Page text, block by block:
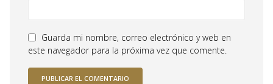
Guarda mi nombre, correo electrónico y web en
este navegador para la próxima vez que comente.